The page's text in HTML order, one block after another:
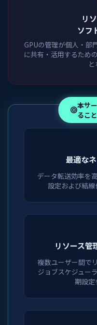
リ
ソフ
GPUの管理が個人・部
に共有・活用するため
本サ
ること
最適な
データ転送効率を
設定および結線
リソース管
複数ユーザー間で
ジョブスケジュー
期設定